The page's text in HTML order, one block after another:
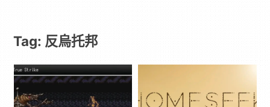
戲
｜
Tag: 反烏托邦